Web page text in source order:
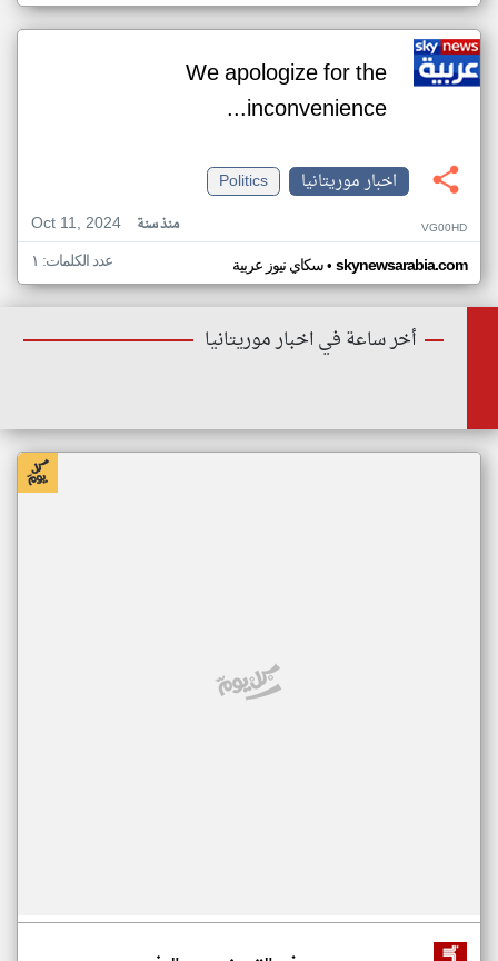
We apologize for the
inconvenience...
اخبار موريتانيا
Politics
Oct 11, 2024
منذ سنة VG00HD
سكاي نيوز عربية• skynewsarabia.com عدد الكلمات: ١
أخر ساعة في اخبار موريتانيا